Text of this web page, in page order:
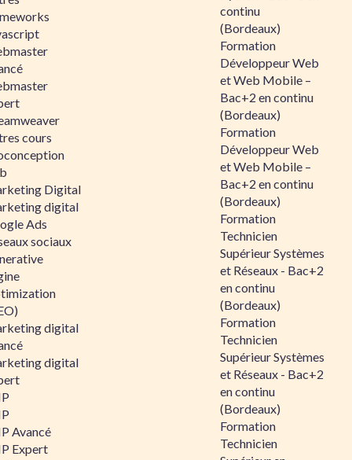
cours
Digital
digital
Ads
sociaux
digital
digital
Avancé
Expert
continu
(Bordeaux)
Formation
Développeur Web
et Web Mobile –
Bac+2 en continu
(Bordeaux)
Formation
Développeur Web
et Web Mobile –
Bac+2 en continu
(Bordeaux)
Formation
Technicien
Supérieur Systèmes
et Réseaux - Bac+2
en continu
(Bordeaux)
Formation
Technicien
Supérieur Systèmes
et Réseaux - Bac+2
en continu
(Bordeaux)
Formation
Technicien